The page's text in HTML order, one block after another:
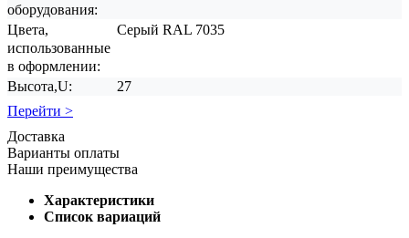
оборудования:
Цвета,
использованные
в оформлении:
Серый RAL 7035
Высота,U:
27
Перейти >
Доставка
Варианты оплаты
Наши преимущества
Характеристики
Список вариаций